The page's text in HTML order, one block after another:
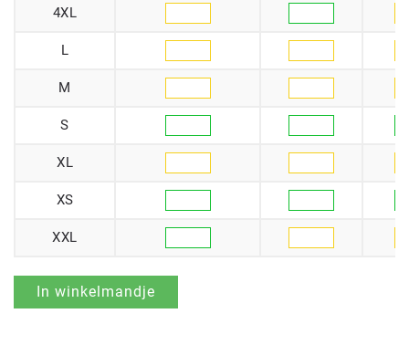
4XL
L
M
S
XL
XS
XXL